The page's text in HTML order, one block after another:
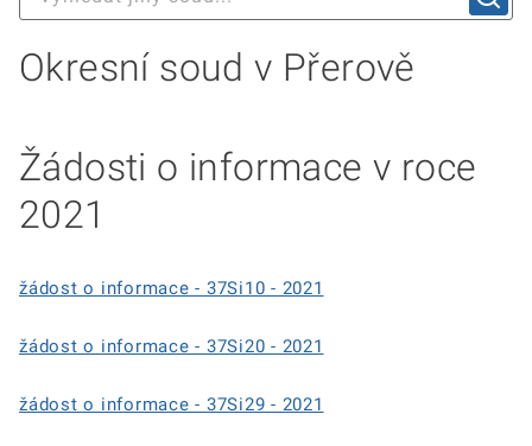
Okresní soud v Přerově
Žádosti o informace v roce
2021
žádost o informace - 37Si10 - 2021
žádost o informace - 37Si20 - 2021
žádost o informace - 37Si29 - 2021